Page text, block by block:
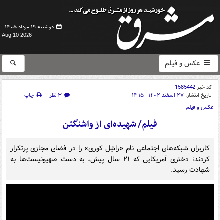
دوشنبه ۱۹ مرداد ۱۴۰۵ -
Aug 10 2026
عکس و فیلم
کد خبر1585442
تاریخ انتشار: ۲۷ اسفند ۱۴۰۲ - ۱۴:۱۵ ۳ نظر
چاپ
عکس و فیلم
فیلم/ شهیده‌ای از واشنگتن
کاربران شبکه‌های اجتماعی نام «راشِل کوری» را در فضای مجازی پرتکرار
کردند؛ دختری آمریکایی که ۲۱ سال پیش، به دست صهیونیست‌ها به
شهادت رسید.